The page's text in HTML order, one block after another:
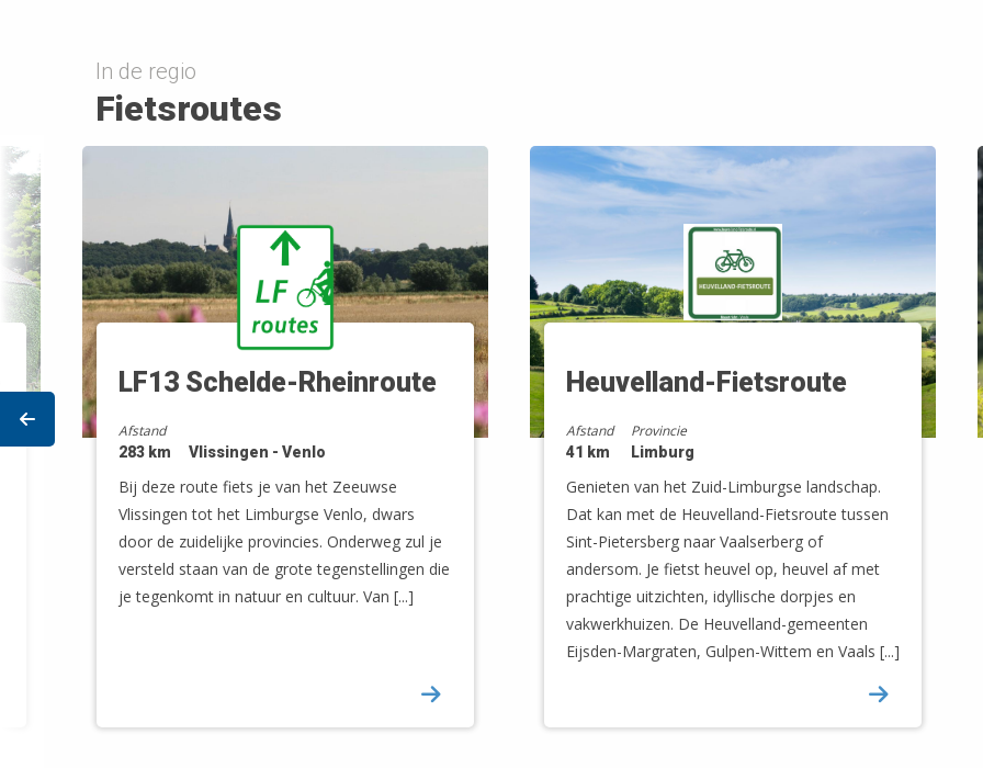
In de regio
Fietsroutes
Prev
LF13 Schelde-Rheinroute
Afstand
283 km Vlissingen - Venlo
Bij deze route fiets je van het Zeeuwse
Vlissingen tot het Limburgse Venlo, dwars
door de zuidelijke provincies. Onderweg zul je
versteld staan van de grote tegenstellingen die
je tegenkomt in natuur en cultuur. Van [...]
Heuvelland-Fietsroute
Afstand
41 km
Provincie
Limburg
Genieten van het Zuid-Limburgse landschap.
Dat kan met de Heuvelland-Fietsroute tussen
Sint-Pietersberg naar Vaalserberg of
andersom. Je fietst heuvel op, heuvel af met
prachtige uitzichten, idyllische dorpjes en
vakwerkhuizen. De Heuvelland-gemeenten
Eijsden-Margraten, Gulpen-Wittem en Vaals [...]